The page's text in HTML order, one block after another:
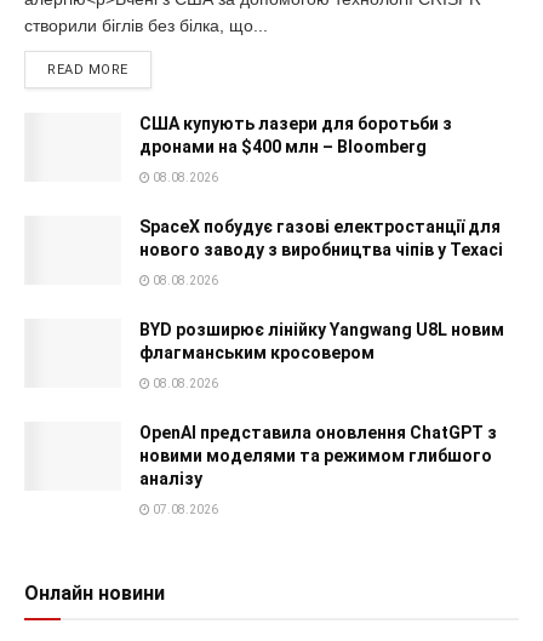
створили біглів без білка, що...
READ MORE
США купують лазери для боротьби з
дронами на $400 млн – Bloomberg
08.08.2026
SpaceX побудує газові електростанції для
нового заводу з виробництва чіпів у Техасі
08.08.2026
BYD розширює лінійку Yangwang U8L новим
флагманським кросовером
08.08.2026
OpenAI представила оновлення ChatGPT з
новими моделями та режимом глибшого
аналізу
07.08.2026
Онлайн новини